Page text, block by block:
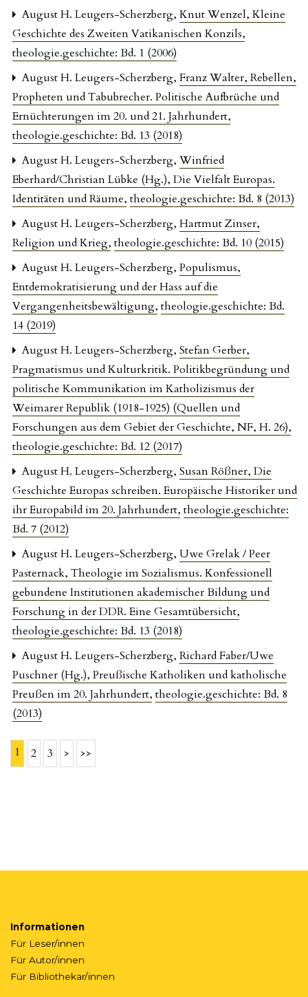
August H. Leugers-Scherzberg, Knut Wenzel, Kleine
Geschichte des Zweiten Vatikanischen Konzils,
theologie.geschichte: Bd. 1 (2006)
August H. Leugers-Scherzberg, Franz Walter, Rebellen,
Propheten und Tabubrecher. Politische Aufbrüche und
Ernüchterungen im 20. und 21. Jahrhundert,
theologie.geschichte: Bd. 13 (2018)
August H. Leugers-Scherzberg, Winfried
Eberhard/Christian Lübke (Hg.), Die Vielfalt Europas.
Identitäten und Räume, theologie.geschichte: Bd. 8 (2013)
August H. Leugers-Scherzberg, Hartmut Zinser,
Religion und Krieg, theologie.geschichte: Bd. 10 (2015)
August H. Leugers-Scherzberg, Populismus,
Entdemokratisierung und der Hass auf die
Vergangenheitsbewältigung, theologie.geschichte: Bd.
14 (2019)
August H. Leugers-Scherzberg, Stefan Gerber,
Pragmatismus und Kulturkritik. Politikbegründung und
politische Kommunikation im Katholizismus der
Weimarer Republik (1918-1925) (Quellen und
Forschungen aus dem Gebiet der Geschichte, NF, H. 26),
theologie.geschichte: Bd. 12 (2017)
August H. Leugers-Scherzberg, Susan Rößner, Die
Geschichte Europas schreiben. Europäische Historiker und
ihr Europabild im 20. Jahrhundert, theologie.geschichte:
Bd. 7 (2012)
August H. Leugers-Scherzberg, Uwe Grelak / Peer
Pasternack, Theologie im Sozialismus. Konfessionell
gebundene Institutionen akademischer Bildung und
Forschung in der DDR. Eine Gesamtübersicht,
theologie.geschichte: Bd. 13 (2018)
August H. Leugers-Scherzberg, Richard Faber/Uwe
Puschner (Hg.), Preußische Katholiken und katholische
Preußen im 20. Jahrhundert, theologie.geschichte: Bd. 8
(2013)
1 2 3 > >>
Informationen
Für Leser/innen
Für Autor/innen
Für Bibliothekar/innen